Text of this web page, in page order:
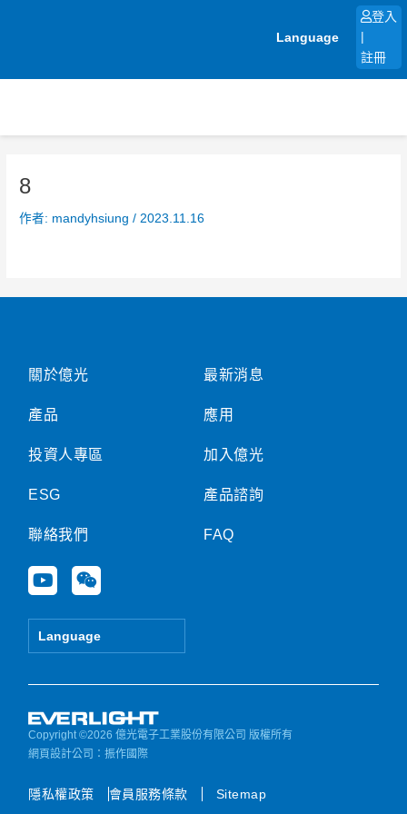
Language
登入
註冊
8
作者: mandyhsiung/ 2023.11.16
關於億光
產品
投資人專區
ESG
聯絡我們
Y
o
u
e
W
e
i
Language
最新消息
應用
加入億光
產品諮詢
FAQ
Copyright ©2026 億光電子工業股份有限公司 版權所有
網頁設計公司 ：振作國際
隱私權政策 會員服務條款 Sitemap